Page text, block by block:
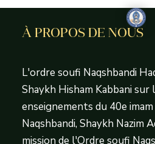
À PROPOS DE NOUS
L'ordre soufi Naqshbandi
Shaykh Hisham Kabbani sur
enseignements du 40e
Naqshbandi, Shaykh Nazim
mission de l'Ordre soufi